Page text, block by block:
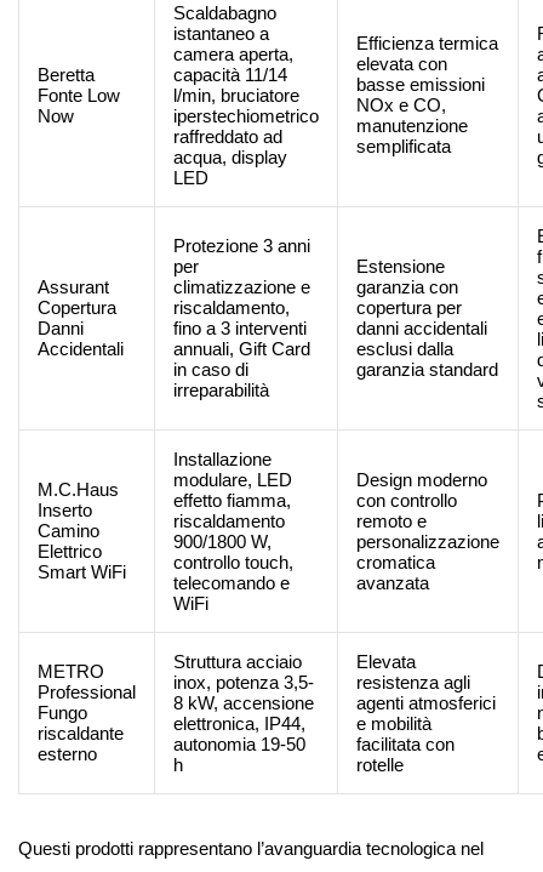
Beretta
Fonte Low
Now
Scaldabagno
istantaneo a
camera aperta,
capacità 11/14
l/min, bruciatore
iperstechiometrico
raffreddato ad
acqua, display
LED
Efficienza termica
elevata con
basse emissioni
NOx e CO,
manutenzione
semplificata
Assurant
Copertura
Danni
Accidentali
Protezione 3 anni
per
climatizzazione e
riscaldamento,
fino a 3 interventi
annuali, Gift Card
in caso di
irreparabilità
Estensione
garanzia con
copertura per
danni accidentali
esclusi dalla
garanzia standard
M.C.Haus
Inserto
Camino
Elettrico
Smart WiFi
Installazione
modulare, LED
effetto fiamma,
riscaldamento
900/1800 W,
controllo touch,
telecomando e
WiFi
Design moderno
con controllo
remoto e
personalizzazione
cromatica
avanzata
METRO
Professional
Fungo
riscaldante
esterno
Struttura acciaio
inox, potenza 3,5-
8 kW, accensione
elettronica, IP44,
autonomia 19-50
h
Elevata
resistenza agli
agenti atmosferici
e mobilità
facilitata con
rotelle
Questi prodotti rappresentano l’avanguardia tecnologica nel